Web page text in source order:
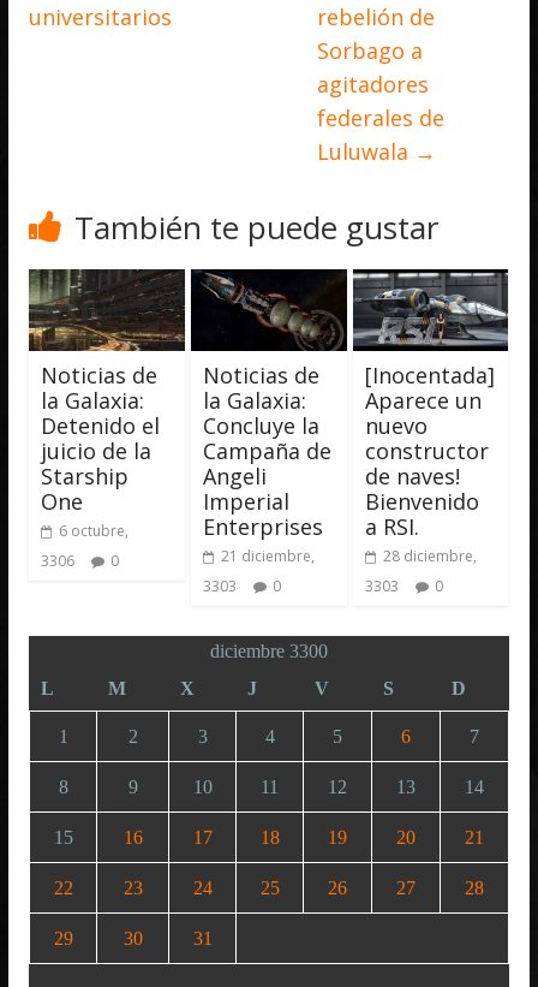
universitarios
rebelión de
Sorbago a
agitadores
federales de
Luluwala →
También te puede gustar
Noticias de
la Galaxia:
Detenido el
juicio de la
Starship
One
6 octubre,
3306
0
Noticias de
la Galaxia:
Concluye la
Campaña de
Angeli
Imperial
Enterprises
21 diciembre,
3303
0
[Inocentada]
Aparece un
nuevo
constructor
de naves!
Bienvenido
a RSI.
28 diciembre,
3303
0
diciembre 3300
L
M X J V S D
1 2 3 4 5 6 7
8 9 10 11 12 13 14
15 16 17 18 19 20 21
22 23 24 25 26 27 28
29 30 31